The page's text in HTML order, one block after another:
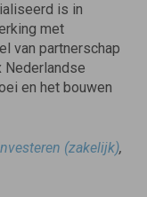
is in
met
van partnerschap
Nederlandse
en het bouwen
(zakelijk),